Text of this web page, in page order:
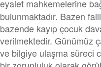
eyalet mahkemelerine
bulunmaktadır. Bazen
bazende kayıp çocuk
verilmektedir. Günümüz
ve bilgiye ulaşma süreci